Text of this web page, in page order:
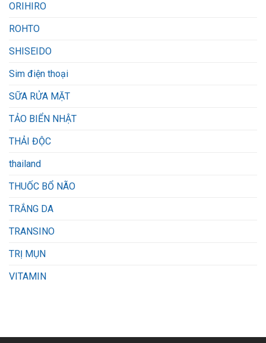
ORIHIRO
ROHTO
SHISEIDO
Sim điện thoại
SỮA RỬA MẶT
TẢO BIỂN NHẬT
THẢI ĐỘC
thailand
THUỐC BỔ NÃO
TRẮNG DA
TRANSINO
TRỊ MỤN
VITAMIN